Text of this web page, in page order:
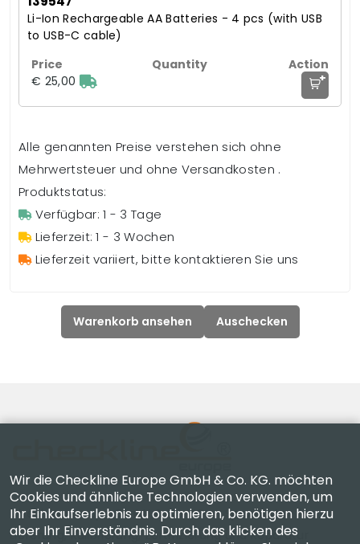
Li-Ion Rechargeable AA Batteries - 4 pcs (with USB
to USB-C cable)
€ 25,00 +
Alle genannten Preise verstehen sich ohne
Mehrwertsteuer und ohne Versandkosten .
Produktstatus:
Verfügbar: 1 - 3 Tage
Lieferzeit: 1 - 3 Wochen
Lieferzeit variiert, bitte kontaktieren Sie uns
Warenkorb ansehen Auschecken
Checkline Europe GmbH & Co. KG. — Spezialisten für
Lieferung, Kalibrierung, Zertifizierung und Reparatur
Wir die Checkline Europe GmbH & Co. KG. möchten
Cookies und ähnliche Technologien verwenden, um
Ihr Einkaufserlebnis zu optimieren, benötigen hierzu
aber Ihr Einverständnis. Durch das klicken des